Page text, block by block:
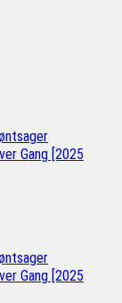
Gang [2025
Gang [2025